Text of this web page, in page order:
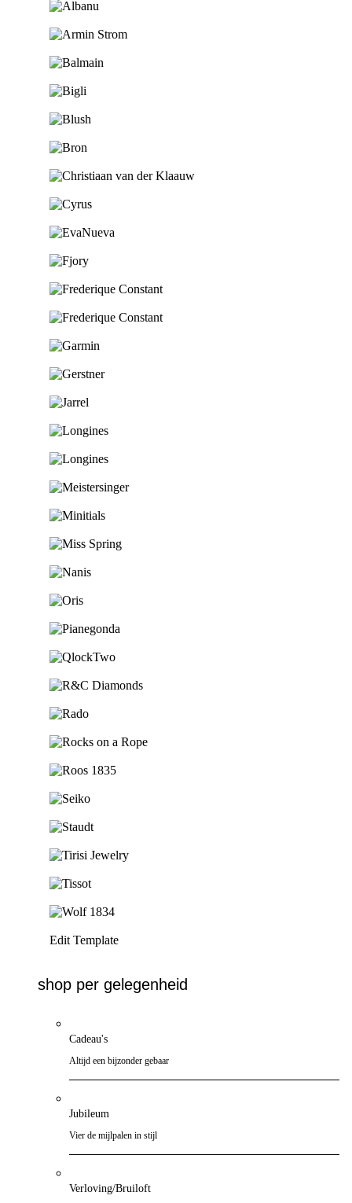
Edit Template
shop per gelegenheid
Cadeau's
Altijd een bijzonder gebaar
Jubileum
Vier de mijlpalen in stijl
Verloving/Bruiloft